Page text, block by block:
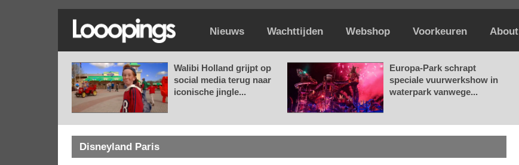
Nieuws Wachttijden Webshop Voorkeuren About
Walibi Holland grijpt op
social media terug naar
iconische jingle...
Europa-Park schrapt
speciale vuurwerkshow in
waterpark vanwege...
Disneyland Paris